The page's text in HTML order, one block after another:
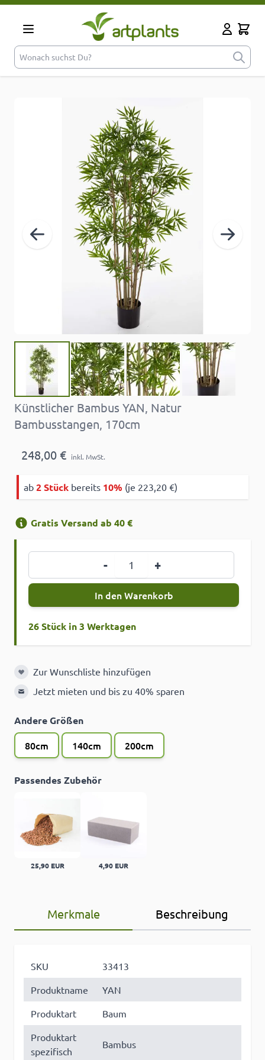
Zum Inhalt springen
Cart
Künstlicher Bambus YAN, Natur
Bambusstangen, 170cm
248,00 € inkl. MwSt.
ab 2 Stück bereits 10% (je 223,20 €)
Gratis Versand ab 40 €
- +
In den Warenkorb
26 Stück in 3 Werktagen
Zur Wunschliste hinzufügen
Zur Wunschliste hinzufügen
Jetzt mieten und bis zu 40% sparen
Andere Größen
80cm 140cm 200cm
Passendes Zubehör
25,90 EUR 4,90 EUR
Merkmale Beschreibung
SKU
33413
Produktname
YAN
Produktart
Baum
Produktart
spezifisch
Bambus